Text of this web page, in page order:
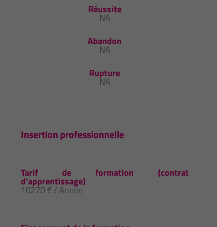
Réussite
NA
Abandon
NA
Rupture
NA
Insertion professionnelle
Tarif de formation (contrat
d’apprentissage)
10270 € / Année